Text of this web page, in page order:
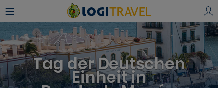
Tag der Deutschen
Einheit in